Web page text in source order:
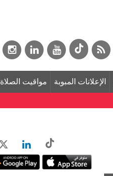
الإعلانات المبوبة مواقيت الصلاة